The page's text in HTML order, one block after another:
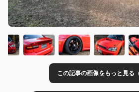
この記事の画像をもっと見る